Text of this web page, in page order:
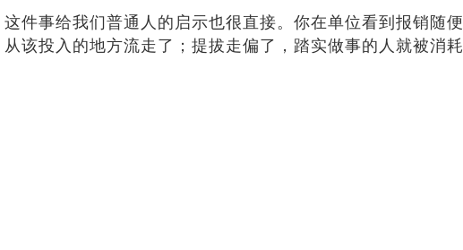
这件事给我们普通人的启示也很直接。你在单位看到报销随
从该投入的地方流走了；提拔走偏了，踏实做事的人就被消耗